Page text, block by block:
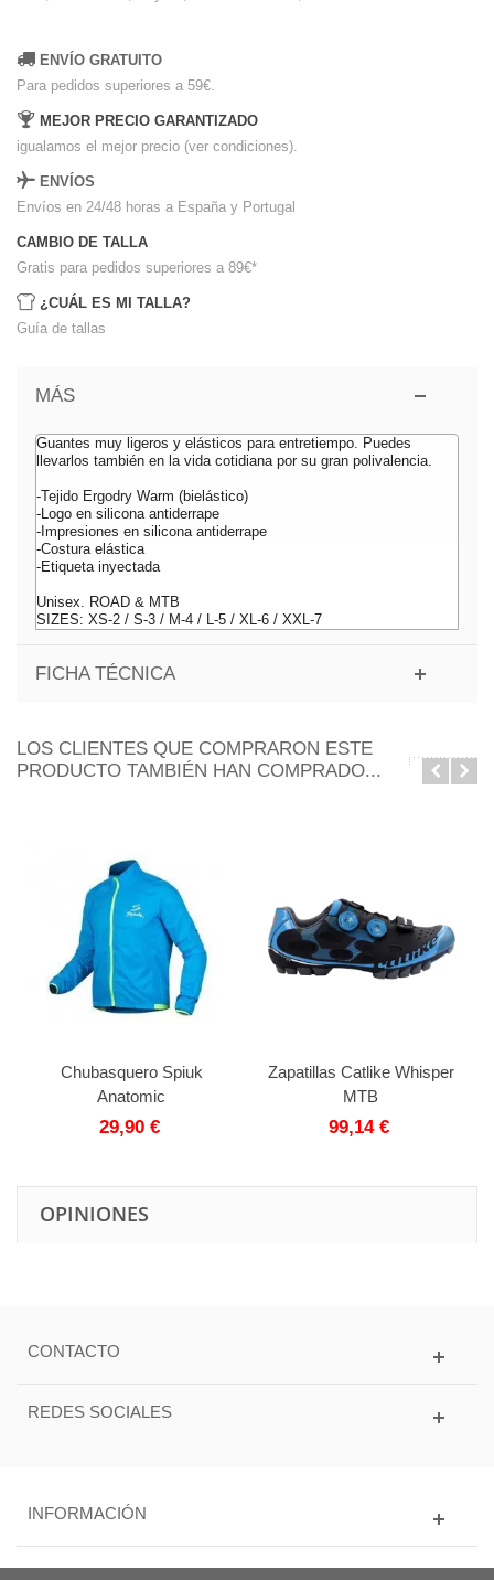
ENVÍO GRATUITO
Para pedidos superiores a 59€.
MEJOR PRECIO GARANTIZADO
igualamos el mejor precio (ver condiciones).
ENVÍOS
Envíos en 24/48 horas a España y Portugal
CAMBIO DE TALLA
Gratis para pedidos superiores a 89€*
¿CUÁL ES MI TALLA?
Guía de tallas
MÁS
Guantes muy ligeros y elásticos para entretiempo. Puedes
llevarlos también en la vida cotidiana por su gran polivalencia.
-Tejido Ergodry Warm (bielástico)
-Logo en silicona antiderrape
-Impresiones en silicona antiderrape
-Costura elástica
-Etiqueta inyectada
Unisex. ROAD & MTB
SIZES: XS-2 / S-3 / M-4 / L-5 / XL-6 / XXL-7
FICHA TÉCNICA
LOS CLIENTES QUE COMPRARON ESTE
PRODUCTO TAMBIÉN HAN COMPRADO...
Chubasquero Spiuk
Anatomic
29,90 €
Zapatillas Catlike Whisper
MTB
99,14 €
OPINIONES
CONTACTO
REDES SOCIALES
INFORMACIÓN